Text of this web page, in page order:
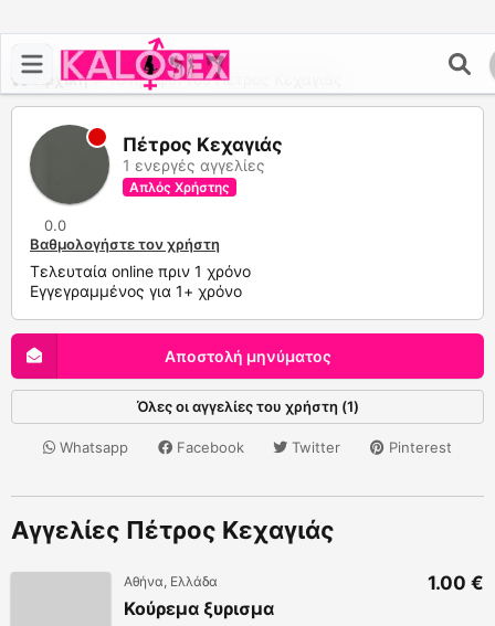
Αρχική >Το προφίλ του Πέτρος Κεχαγιάς
Πέτρος Κεχαγιάς
1 ενεργές αγγελίες
Απλός Χρήστης
0.0
Βαθμολογήστε τον χρήστη
Τελευταία online πριν 1 χρόνο
Εγγεγραμμένος για 1+ χρόνο
Αποστολή μηνύματος
Όλες οι αγγελίες του χρήστη (1)
Whatsapp Facebook Twitter Pinterest
Αγγελίες Πέτρος Κεχαγιάς
Αθήνα, Ελλάδα
Κούρεμα ξυρισμα
1.00 €